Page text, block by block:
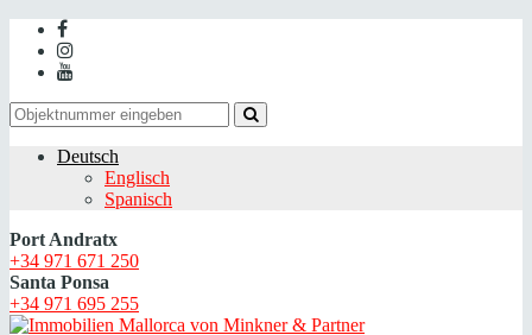
Deutsch
Englisch
Spanisch
Port Andratx
+34 971 671 250
Santa Ponsa
+34 971 695 255